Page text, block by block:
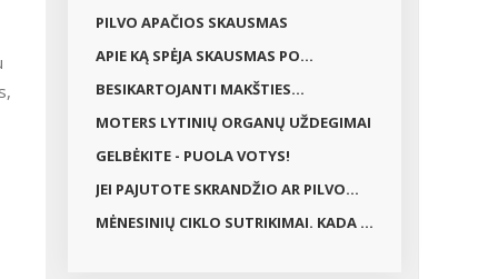
PILVO APAČIOS SKAUSMAS
APIE KĄ SPĖJA SKAUSMAS PO...
BESIKARTOJANTI MAKŠTIES...
MOTERS LYTINIŲ ORGANŲ UŽDEGIMAI
GELBĖKITE - PUOLA VOTYS!
JEI PAJUTOTE SKRANDŽIO AR PILVO...
MĖNESINIŲ CIKLO SUTRIKIMAI. KADA ...